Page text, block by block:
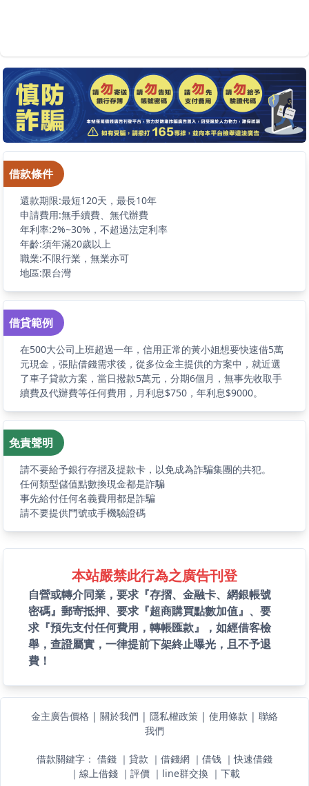
借款條件
還款期限:最短120天，最長10年
申請費用:無手續費、無代辦費
年利率:2%~30%，不超過法定利率
年齡:須年滿20歲以上
職業:不限行業，無業亦可
地區:限台灣
借貸範例
在500大公司上班超過一年，信用正常的黃小姐想要快速借5萬
元現金，張貼借錢需求後，從多位金主提供的方案中，就近選
了車子貸款方案，當日撥款5萬元，分期6個月，無事先收取手
續費及代辦費等任何費用，月利息$750，年利息$9000。
免責聲明
請不要給予銀行存摺及提款卡，以免成為詐騙集團的共犯。
任何類型儲值點數換現金都是詐騙
事先給付任何名義費用都是詐騙
請不要提供門號或手機驗證碼
本站嚴禁此行為之廣告刊登
自營或轉介同業，要求『存摺、金融卡、網銀帳號
密碼』郵寄抵押、要求『超商購買點數加值』、要
求『預先支付任何費用，轉帳匯款』，如經借客檢
舉，查證屬實，一律提前下架終止曝光，且不予退
費！
金主廣告價格 | 關於我們 | 隱私權政策 | 使用條款 | 聯絡
我們
借款關鍵字： 借錢 ｜ 貸款 ｜ 借錢網 ｜ 借钱 ｜快速借錢
｜ 線上借錢｜ 評價｜ line群交換｜ 下載